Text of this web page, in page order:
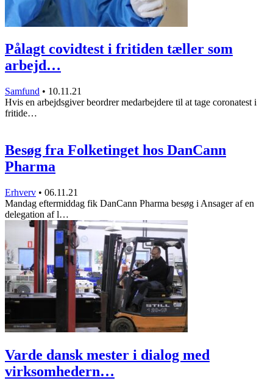
Pålagt covidtest i fritiden tæller som
arbejd…
Samfund • 10.11.21
Hvis en arbejdsgiver beordrer medarbejdere til at tage coronatest i
fritide…
Besøg fra Folketinget hos DanCann
Pharma
Erhverv • 06.11.21
Mandag eftermiddag fik DanCann Pharma besøg i Ansager af en
delegation af l…
Varde dansk mester i dialog med
virksomhedern…